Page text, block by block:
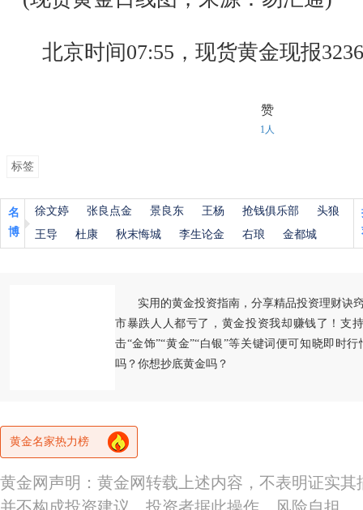
北京时间07:55，现货黄金现报
赞
1人
标签
名
博
徐文婷 张良点金 景良东 王杨 抢钱俱乐部
头狼
王导
杜康 秋末悔城 李生论金 右琅 金都城
实用的黄金投资指南，分享精品投资理财诀
市暴跌人人都亏了，黄金投资我却赚钱了！支
击“金饰”“黄金”“白银”等关键词便可知晓即时
吗？你想抄底黄金吗？
黄金名家热力榜
黄金网声明：黄金网转载上述内容，不表明证实